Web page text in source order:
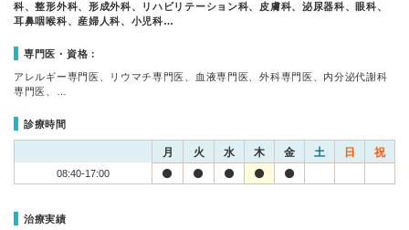
科、整形外科、形成外科、リハビリテーション科、皮膚科、泌尿器科、眼科、
耳鼻咽喉科、産婦人科、小児科…
専門医・資格：
アレルギー専門医、リウマチ専門医、血液専門医、外科専門医、内分泌代謝科
専門医、…
診療時間
月 火 水 木 金 土 日 祝
08:40-17:00
治療実績